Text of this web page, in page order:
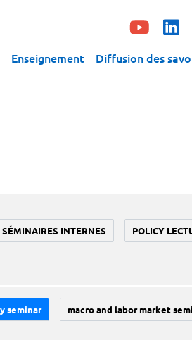
Enseignement Diffusion des
SÉMINAIRES INTERNES POLICY
seminar macro and labor market